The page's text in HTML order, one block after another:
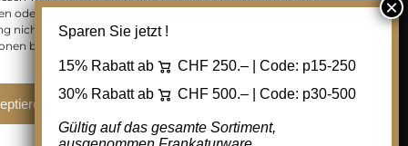
oder eindeutige IDs auf dieser Website verarbeiten. Wenn Sie Ihre
nicht erteilen oder zurückziehen, können bestimmte Merkmale
beeinträchtigt werden.
Ablehnen Cookie Einstellungen
Zensurbelege Schweiz
Sparen Sie jetzt !
15% Rabatt ab CHF 250.– | Code: p15-250
30% Rabatt ab
CHF 500.– | Code: p30-500
Gültig auf das gesamte Sortiment,